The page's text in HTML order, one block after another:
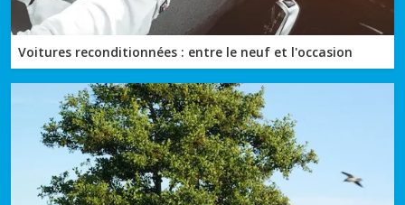
Voitures reconditionnées : entre le neuf et l'occasion